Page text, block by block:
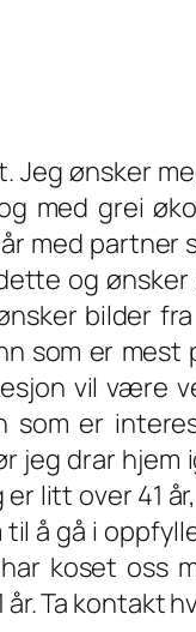
ønsker
med grei
med partner
og
bilder
som er
vil være
er
jeg drar hjem
litt over 41
å gå i
koset oss
år. Ta kontakt